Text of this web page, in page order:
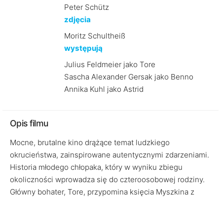
Peter Schütz
zdjęcia
Moritz Schultheiß
występują
Julius Feldmeier jako Tore
Sascha Alexander Gersak jako Benno
Annika Kuhl jako Astrid
Opis filmu
Mocne, brutalne kino drążące temat ludzkiego
okrucieństwa, zainspirowane autentycznymi zdarzeniami.
Historia młodego chłopaka, który w wyniku zbiegu
okoliczności wprowadza się do czteroosobowej rodziny.
Główny bohater, Tore, przypomina księcia Myszkina z